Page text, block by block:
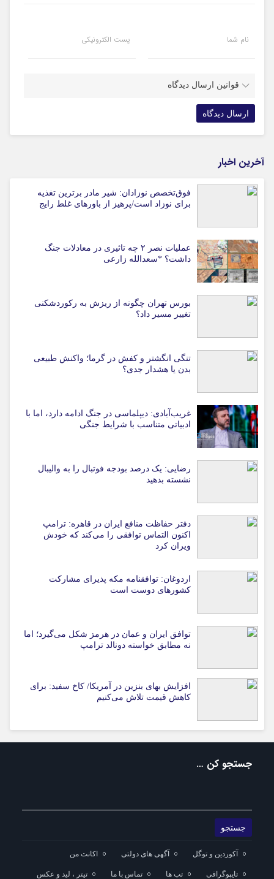
نام شما پست الکترونیکی
قوانین ارسال دیدگاه
آخرین اخبار
فوق‌تخصص نوزادان: شیر مادر برترین تغذیه
برای نوزاد است/پرهیز از باورهای غلط رایج
عملیات نصر ۲ چه تاثیری در معادلات جنگ
داشت؟ *سعدالله زارعی
بورس تهران چگونه از ریزش به رکوردشکنی
تغییر مسیر داد؟
تنگی انگشتر و کفش در گرما؛ واکنش طبیعی
بدن یا هشدار جدی؟
غریب‌آبادی: دیپلماسی در جنگ ادامه دارد، اما با
ادبیاتی متناسب با شرایط جنگی
رضایی: یک درصد بودجه فوتبال را به والیبال
نشسته بدهید
دفتر حفاظت منافع ایران در قاهره: ترامپ
اکنون التماس توافقی را می‌کند که خودش
ویران کرد
اردوغان: توافقنامه مکه پذیرای مشارکت
کشورهای دوست است
توافق ایران و عمان در هرمز شکل می‌گیرد؛ اما
نه مطابق خواسته دونالد ترامپ
افزایش بهای بنزین در آمریکا/ کاخ سفید: برای
کاهش قیمت تلاش می‌کنیم
جستجو کن …
آکوردین و توگل آگهی های دولتی اکانت من
تایپوگرافی تب ها تماس با ما تیتر ، لید و عکس